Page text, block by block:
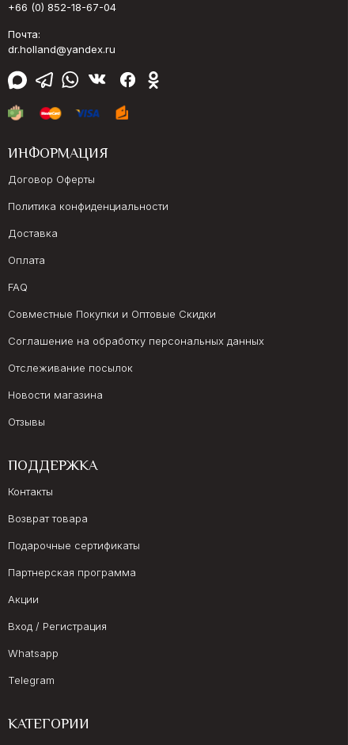
+66 (0) 852-18-67-04
Почта:
dr.holland@yandex.ru
ИНФОРМАЦИЯ
Договор Оферты
Политика конфиденциальности
Доставка
Оплата
FAQ
Совместные Покупки и Оптовые Скидки
Соглашение на обработку персональных данных
Отслеживание посылок
Новости магазина
Отзывы
ПОДДЕРЖКА
Контакты
Возврат товара
Подарочные сертификаты
Партнерская программа
Акции
Вход / Регистрация
Whatsapp
Telegram
КАТЕГОРИИ